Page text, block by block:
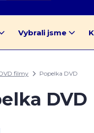
Vybrali jsme
filmy Popelka DVD
DVD